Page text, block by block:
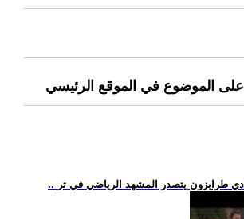
على الموضوع في الموقع الرئيسي
طرابزون يتصدر المشهد الرياضي في تر